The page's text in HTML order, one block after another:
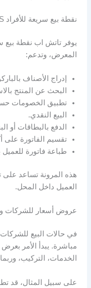
نقطة بيع سريعة للأفراد Retail POS
يوفر تاتش اب نقطة بيع
المعرض، وتدعم:
إدراج الأصناف
البحث عن المنتج
تطبيق الخصومات
البيع النقدي.
الدفع بالبطاقات أو
تقسيم الفاتورة على
طباعة فاتورة
هذه المرونة تساعد على
العميل داخل المحل.
عروض أسعار للشركات
في حالات البيع للشركات
مباشرة. يبدأ الأمر
الخدمات، التركيب،
على سبيل المثال، قد